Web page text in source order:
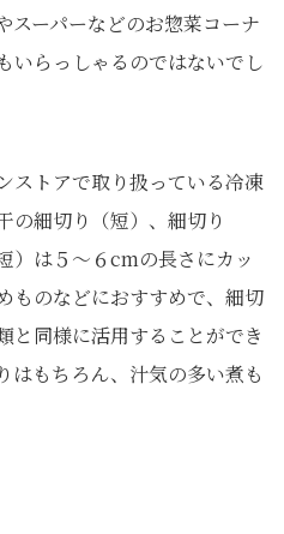
スーパーなどのお惣菜コーナ
いらっしゃるのではないでし
ストアで取り扱っている冷凍
の細切り（短）、細切り
）は５～６cmの長さにカッ
ものなどにおすすめで、細切
と同様に活用することができ
はもちろん、汁気の多い煮も